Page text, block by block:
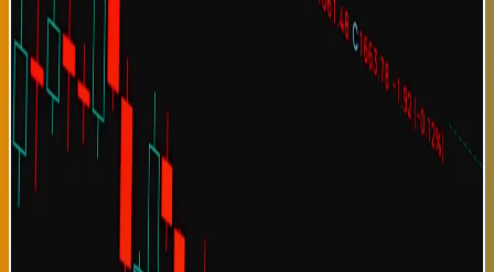
El Fondo Monetario Internacional ha presentado hoy su revisión
trimestral del Outlook Económico Global, aumentando
significativamente sus proyecciones de crecimiento económico
mundial para 2026 y 2027. El FMI ahora proyecta un crecimiento
global del 3.8% para 2026, 0.4 puntos porcentuales superior a
sus proyecciones previas de abril, basándose en datos de
recuperación más fuertes que lo esperado en mercados
emergentes y economías avanzadas. Para América Latina
específicamente, el fondo ha aumentado la proyección de
crecimiento promedio a 2.9% desde 2.5%, reconociendo que
factores como estabilidad política en Colombia, recuperación
agrícola en Argentina, y dinamismo empresarial en México están